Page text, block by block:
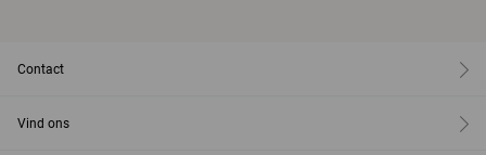
Contact
Vind ons